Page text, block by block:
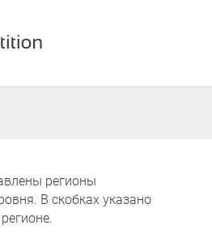
регионы
В скобках указано